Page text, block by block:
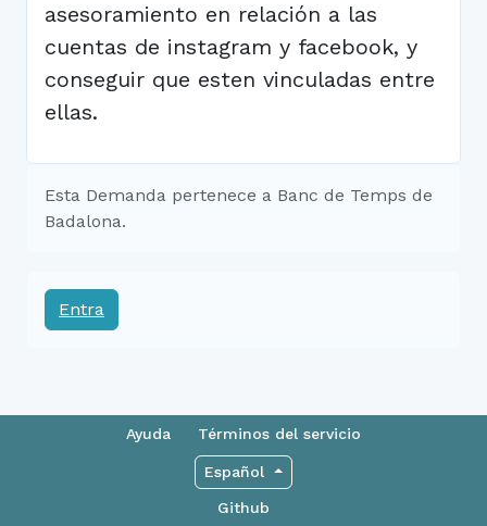
asesoramiento en relación a las
cuentas de instagram y facebook, y
conseguir que esten vinculadas entre
ellas.
Esta Demanda pertenece a Banc de Temps de
Badalona.
Entra
Ayuda Términos del servicio
Español
Github